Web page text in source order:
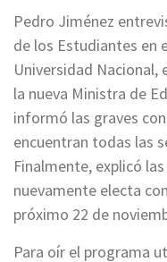
Pedro Jiménez
de los Estudiantes en
Universidad Nacional,
la nueva Ministra de
informó las graves
encuentran todas las
Finalmente, explicó
nuevamente electa
próximo 22 de
Para oír el programa